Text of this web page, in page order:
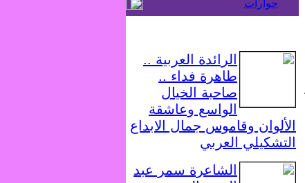
حوارات
الرائدة العربية ..
طاهرة فداء ..
صاحبة الخيال
الواسع وعاشقة
الألوان وقاموس جمال الابداع
التشكيلي العربي
الشاعرة سمر عبد